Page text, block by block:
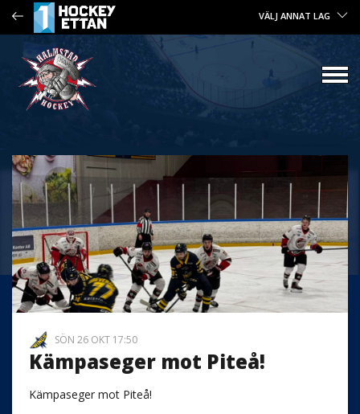
VÄLJ ANNAT LAG
SÖN 26 OKT 17:50
Kämpaseger mot Piteå!
Kämpaseger mot Piteå!